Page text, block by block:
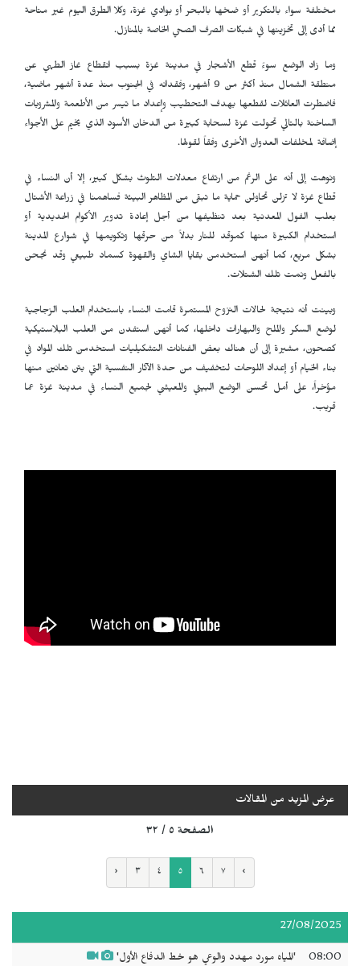
مختلفة سواء بالتكرير أو ضخها بالبحر أو بوادي غزة، وكلا الطرق اليوم غير متاحة
مما أدى إلى تخزينها في شبكات الصرف الصحي الخاصة بالمنازل.
وما زاد الوضع سوءً قطع الأشجار في مدينة غزة بسبب انقطاع غاز الطهي عن
منطقة الشمال منذ أكثر من 9 أشهر، وفقدانه في الجنوب منذ عدة أشهر ماضية،
فاضطرت العائلات لقطعها بهدف التحطيب وإعداد ما تيسر من الأطعمة والمشروبات
الساخنة بالتالي تحولت غزة لسحابة كبيرة من الدخان الأسود الذي يخيم على الأجواء
إضافة لمخلفات العدوان الأخرى وفقاً لقولها.
ونوهت إلى أنه على الرغم من ارتفاع معدلات التلوث بشكل كبير، إلا أن النساء في
قطاع غزة لا تزلن تحاولن حماية ما تبقى من المظاهر البيئة فساهمنا في زراعة الأشتال
بعلب الفول المعدنية بعد تنظيفها من أجل إعادة تدوير الأكوام الحديدية أو
استخدام الكبيرة منها كموقد للنار بدلاً من حرقها وتكويمها في شوارع المدينة
بشكل مريع، كما أنهن استخدمن بقايا الشاي والقهوة كسماد طبيعي وقد نجحن
بالفعل ونمت تلك الشتلات.
وبينت أنه نتيجة لحالات النزوح المستمرة قامت النساء باستخدام العلب الزجاجية
لوضع السكر والملح والبهارات داخلها، كما أنهن استفدن من العلب البلاستيكية
كصحون، مشيرة إلى أن هناك بعض الفنانات التشكيليات استخدمن تلك المواد في
بناء الخيام أو إعداد اللوحات لتخفيف من حدة الآثار النفسية التي بتن تعانين منها
مؤخراً، على أمل تحسن الوضع البيئي والمعيشي لجميع النساء في مدينة غزة عما
قريب.
عرض المزيد من المقالات
الصفحة ٥ / ٣٢
‹ ٣ ٤ ٥ ٦ ٧ ›
27/08/2025
08:00 'المياه مورد مهدد والوعي هو خط الدفاع الأول'